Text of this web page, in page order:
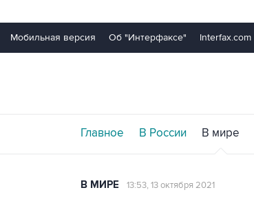
Мобильная версия Об "Интерфаксе" Interfax.com
Главное В России В мире
В МИРЕ 13:53, 13 октября 2021